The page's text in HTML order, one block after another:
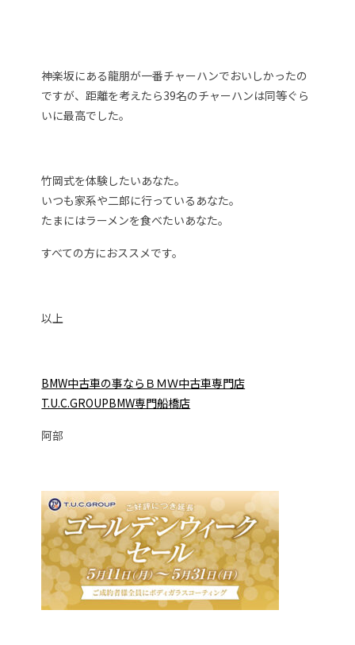
神楽坂にある龍朋が一番チャーハンでおいしかったの
ですが、距離を考えたら39名のチャーハンは同等ぐら
いに最高でした。
竹岡式を体験したいあなた。
いつも家系や二郎に行っているあなた。
たまにはラーメンを食べたいあなた。
すべての方におススメです。
以上
BMW中古車の事ならＢＭＷ中古車専門店
T.U.C.GROUPBMW専門船橋店
阿部